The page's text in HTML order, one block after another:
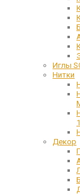
Иглы
Нитки
Декор